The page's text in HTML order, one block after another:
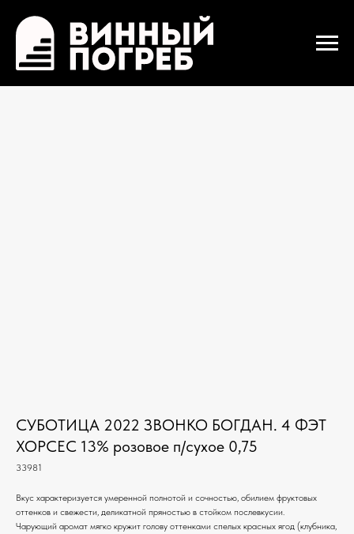
СУБОТИЦА 2022 ЗВОНКО БОГДАН. 4 ФЭТ
ХОРСЕС 13% розовое п/сухое 0,75
33981
Вкус характеризуется умеренной полнотой и сочностью, обилием фруктовых
оттенков и свежести, деликатной пряностью в стойком послевкусии.
Чарующий аромат мягко кружит голову оттенками спелых красных ягод (клубника,